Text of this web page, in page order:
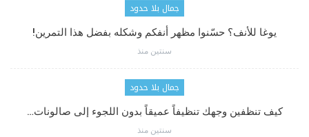
جمال بلا حدود
يوغا للأنف؟ حسّنوا مظهر أنفكم وشكله بفضل هذا التمرين!
سنتين منذ
جمال بلا حدود
كيف تنظفين وجهك تنظيفاً عميقاً بدون اللجوء إلى صالونات…
سنتين منذ